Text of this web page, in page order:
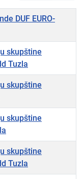
DUF EURO-
skupštine
Tuzla
skupštine
skupštine
skupštine
Tuzla